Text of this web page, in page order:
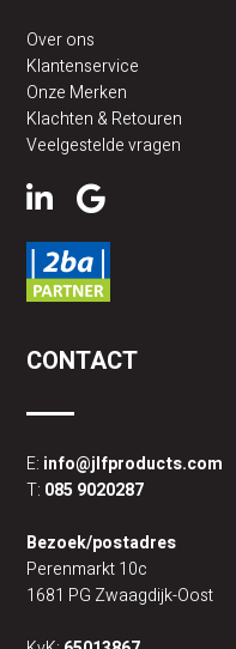
Over ons
Klantenservice
Onze Merken
Klachten & Retouren
Veelgestelde vragen
CONTACT
E: info@jlfproducts.com
T: 085 9020287
Bezoek/postadres
Perenmarkt 10c
1681 PG Zwaagdijk-Oost